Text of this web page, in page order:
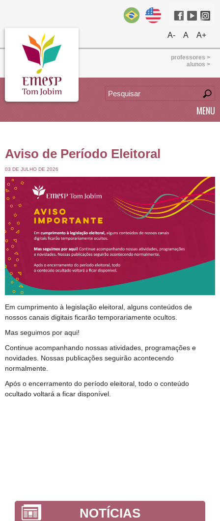
A- A A+
professores >
alunos >
MENU
Aviso de Período Eleitoral
03 DE JULHO DE 2026
Em cumprimento à legislação eleitoral, alguns conteúdos de
nossos canais digitais ficarão temporariamente ocultos.
Mas seguimos por aqui!
Continue acompanhando nossas atividades, programações e
novidades. Nossas publicações seguirão acontecendo
normalmente.
Após o encerramento do período eleitoral, todo o conteúdo
ocultado voltará a ficar disponível.
NOTÍCIAS